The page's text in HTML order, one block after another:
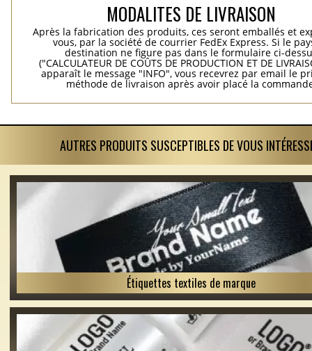
MODALITES DE LIVRAISON
Après la fabrication des produits, ces seront emballés et
vous, par la société de courrier FedEx Express. Si le
destination ne figure pas dans le formulaire ci-
("CALCULATEUR DE COÛTS DE PRODUCTION ET DE
apparaît le message "INFO", vous recevrez par email le
méthode de livraison après avoir placé la
AUTRES PRODUITS SUSCEPTIBLES DE VOUS
Étiquettes textiles de marque